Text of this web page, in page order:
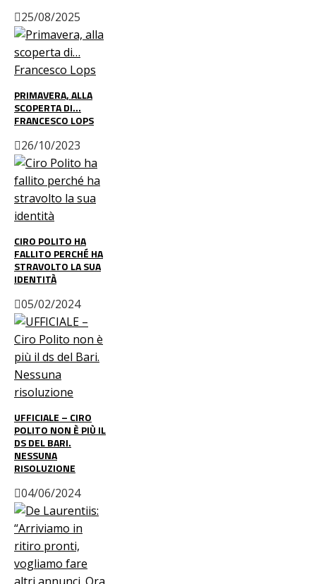
25/08/2025
PRIMAVERA, ALLA
SCOPERTA DI…
FRANCESCO LOPS
26/10/2023
CIRO POLITO HA
FALLITO PERCHÉ HA
STRAVOLTO LA SUA
IDENTITÀ
05/02/2024
UFFICIALE – CIRO
POLITO NON È PIÙ IL
DS DEL BARI.
NESSUNA
RISOLUZIONE
04/06/2024